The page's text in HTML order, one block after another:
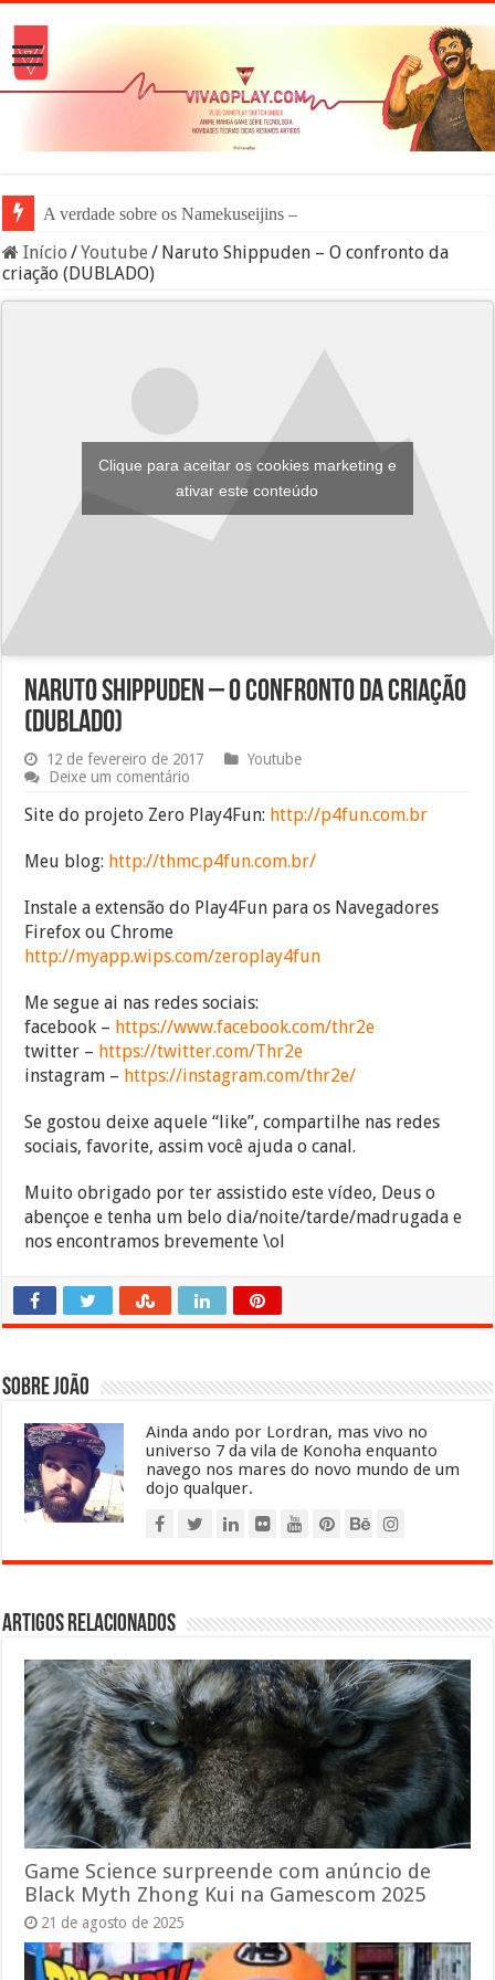
A verdade sobre os Namekuseijins – DRAGON BALL #
Início /Youtube / Naruto Shippuden – O confronto da
criação (DUBLADO)
Clique para aceitar os cookies marketing e
ativar este conteúdo
Naruto Shippuden – O confronto da criação
(DUBLADO)
12 de fevereiro de 2017
Youtube
Deixe um comentário
Site do projeto Zero Play4Fun: http://p4fun.com.br
Meu blog: http://thmc.p4fun.com.br/
Instale a extensão do Play4Fun para os Navegadores
Firefox ou Chrome
http://myapp.wips.com/zeroplay4fun
Me segue ai nas redes sociais:
facebook – https://www.facebook.com/thr2e
twitter – https://twitter.com/Thr2e
instagram – https://instagram.com/thr2e/
Se gostou deixe aquele “like”, compartilhe nas redes
sociais, favorite, assim você ajuda o canal.
Muito obrigado por ter assistido este vídeo, Deus o
abençoe e tenha um belo dia/noite/tarde/madrugada e
nos encontramos brevemente \ol
Sobre João
Ainda ando por Lordran, mas vivo no
universo 7 da vila de Konoha enquanto
navego nos mares do novo mundo de um
dojo qualquer.
Artigos relacionados
Game Science surpreende com anúncio de
Black Myth Zhong Kui na Gamescom 2025
21 de agosto de 2025